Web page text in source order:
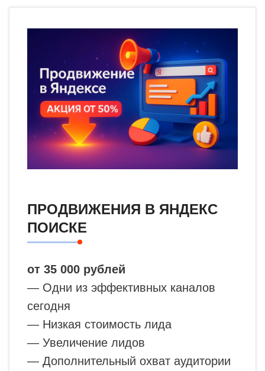
ПРОДВИЖЕНИЯ В ЯНДЕКС
ПОИСКЕ
от 35 000 рублей
— Одни из эффективных каналов
сегодня
— Низкая стоимость лида
— Увеличение лидов
— Дополнительный охват аудитории